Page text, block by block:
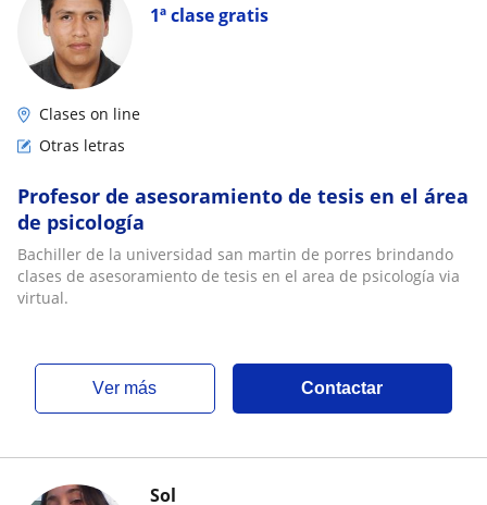
1ª clase gratis
Clases on line
Otras letras
Profesor de asesoramiento de tesis en el área
de psicología
Bachiller de la universidad san martin de porres brindando
clases de asesoramiento de tesis en el area de psicología via
virtual.
ver más Contactar
Sol